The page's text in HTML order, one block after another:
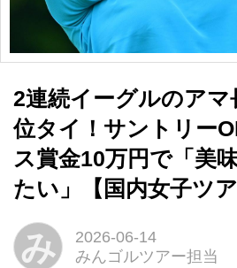
2連続イーグルのアマ
位タイ！サントリー
ス賞金10万円で「美
たい」【国内女子ツア
み
2026-06-14
みんゴルツアー担当